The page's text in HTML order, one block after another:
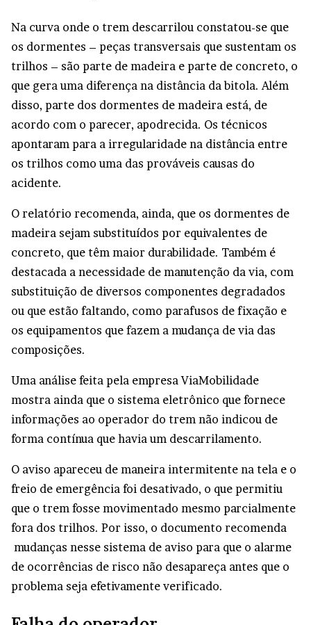
Na curva onde o trem descarrilou constatou-se que
os dormentes – peças transversais que sustentam os
trilhos – são parte de madeira e parte de concreto, o
que gera uma diferença na distância da bitola. Além
disso, parte dos dormentes de madeira está, de
acordo com o parecer, apodrecida. Os técnicos
apontaram para a irregularidade na distância entre
os trilhos como uma das prováveis causas do
acidente.
O relatório recomenda, ainda, que os dormentes de
madeira sejam substituídos por equivalentes de
concreto, que têm maior durabilidade. Também é
destacada a necessidade de manutenção da via, com
substituição de diversos componentes degradados
ou que estão faltando, como parafusos de fixação e
os equipamentos que fazem a mudança de via das
composições.
Uma análise feita pela empresa ViaMobilidade
mostra ainda que o sistema eletrônico que fornece
informações ao operador do trem não indicou de
forma contínua que havia um descarrilamento.
O aviso apareceu de maneira intermitente na tela e o
freio de emergência foi desativado, o que permitiu
que o trem fosse movimentado mesmo parcialmente
fora dos trilhos. Por isso, o documento recomenda
mudanças nesse sistema de aviso para que o alarme
de ocorrências de risco não desapareça antes que o
problema seja efetivamente verificado.